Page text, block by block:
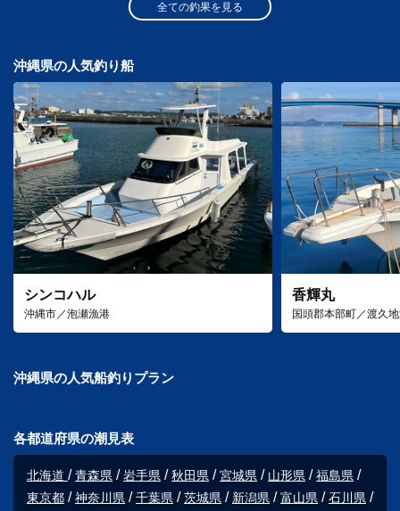
全ての釣果を見る
沖縄県の人気釣り船
シンコハル
沖縄市／泡瀬漁港
香輝丸
国頭郡本部町／渡久
沖縄県の人気船釣りプラン
各都道府県の潮見表
北海道 青森県 岩手県 秋田県 宮城県 山形県
福島県
東京都
神奈川県 千葉県 茨城県 新潟県 富山県
石川県